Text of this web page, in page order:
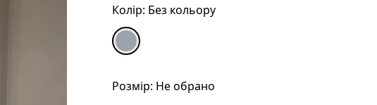
Колір: Без кольору
Розмір: Не обрано